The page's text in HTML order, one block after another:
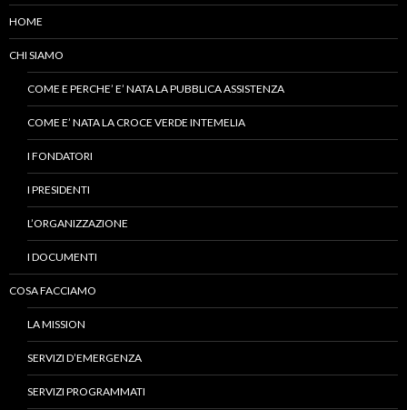
HOME
CHI SIAMO
COME E PERCHE’ E’ NATA LA PUBBLICA ASSISTENZA
COME E’ NATA LA CROCE VERDE INTEMELIA
I FONDATORI
I PRESIDENTI
L’ORGANIZZAZIONE
I DOCUMENTI
COSA FACCIAMO
LA MISSION
SERVIZI D’EMERGENZA
SERVIZI PROGRAMMATI